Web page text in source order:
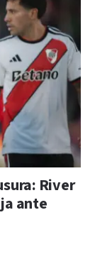
River
ante